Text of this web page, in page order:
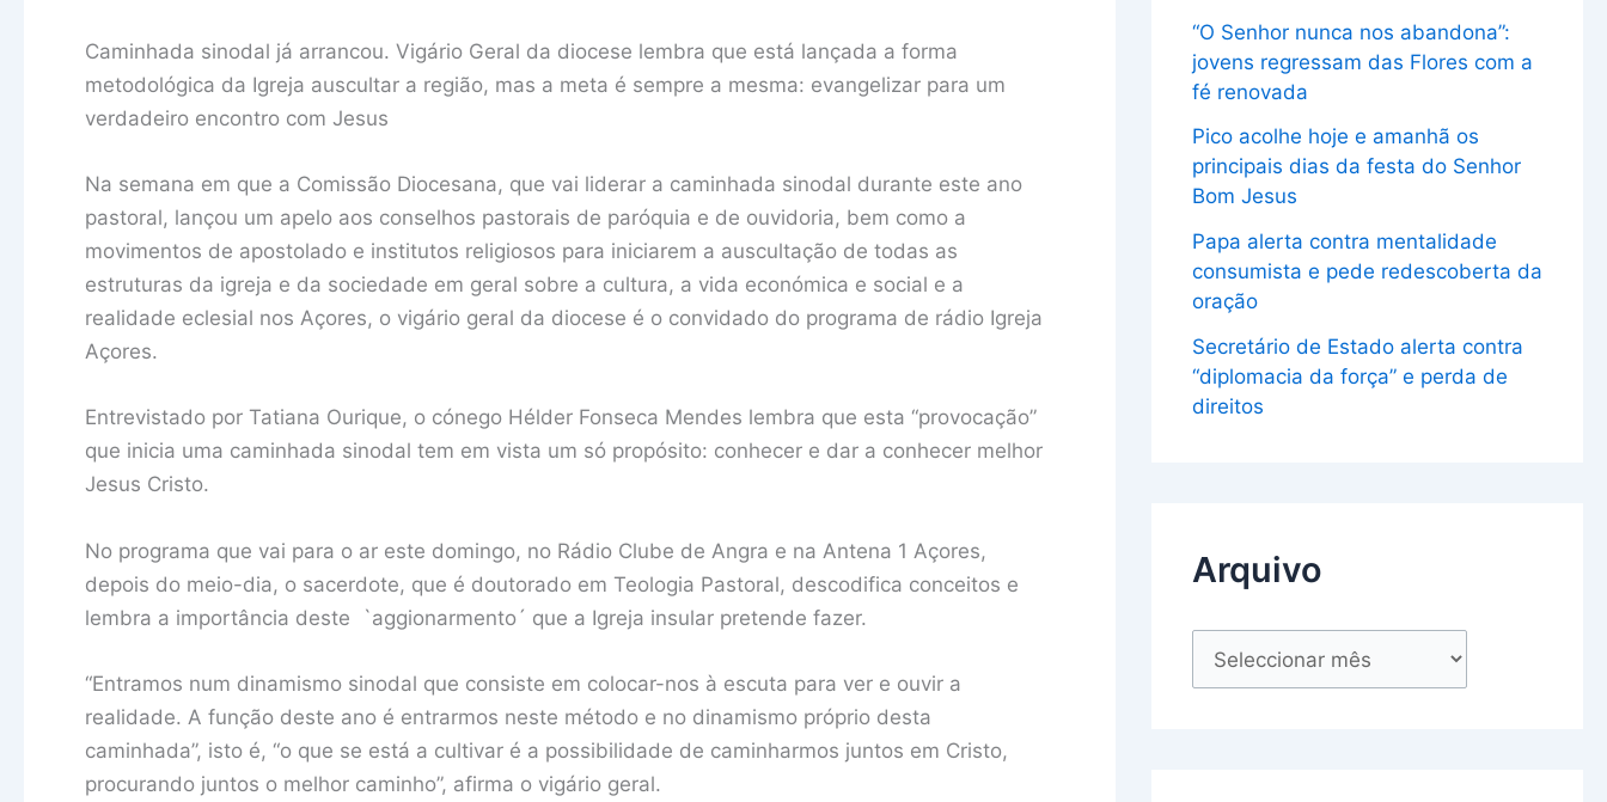
Caminhada sinodal já arrancou. Vigário Geral da diocese lembra que está lançada a forma
metodológica da Igreja auscultar a região, mas a meta é sempre a mesma: evangelizar para um
verdadeiro encontro com Jesus
Na semana em que a Comissão Diocesana, que vai liderar a caminhada sinodal durante este ano
pastoral, lançou um apelo aos conselhos pastorais de paróquia e de ouvidoria, bem como a
movimentos de apostolado e institutos religiosos para iniciarem a auscultação de todas as
estruturas da igreja e da sociedade em geral sobre a cultura, a vida económica e social e a
realidade eclesial nos Açores, o vigário geral da diocese é o convidado do programa de rádio Igreja
Açores.
Entrevistado por Tatiana Ourique, o cónego Hélder Fonseca Mendes lembra que esta “provocação”
que inicia uma caminhada sinodal tem em vista um só propósito: conhecer e dar a conhecer melhor
Jesus Cristo.
No programa que vai para o ar este domingo, no Rádio Clube de Angra e na Antena 1 Açores,
depois do meio-dia, o sacerdote, que é doutorado em Teologia Pastoral, descodifica conceitos e
lembra a importância deste `aggionarmento´ que a Igreja insular pretende fazer.
“Entramos num dinamismo sinodal que consiste em colocar-nos à escuta para ver e ouvir a
realidade. A função deste ano é entrarmos neste método e no dinamismo próprio desta
caminhada”, isto é, “o que se está a cultivar é a possibilidade de caminharmos juntos em Cristo,
procurando juntos o melhor caminho”, afirma o vigário geral.
“O Senhor nunca nos abandona”:
jovens regressam das Flores com a
fé renovada
Pico acolhe hoje e amanhã os
principais dias da festa do Senhor
Bom Jesus
Papa alerta contra mentalidade
consumista e pede redescoberta da
oração
Secretário de Estado alerta contra
“diplomacia da força” e perda de
direitos
Arquivo